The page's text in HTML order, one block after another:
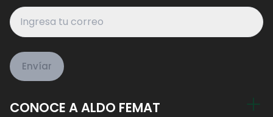
Envíar
CONOCE A ALDO FEMAT